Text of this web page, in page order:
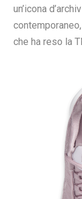
un’icona
che ha reso la